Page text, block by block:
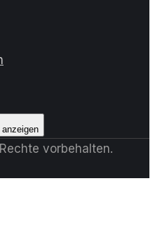
anzeigen
vorbehalten.